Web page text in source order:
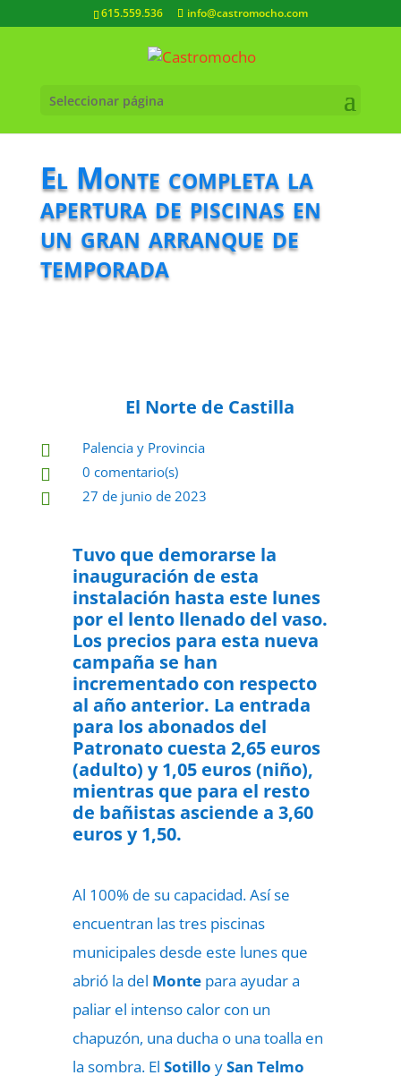
615.559.536 info@castromocho.com
Seleccionar página
El Monte completa la
apertura de piscinas en
un gran arranque de
temporada
El Norte de Castilla
 Palencia y Provincia
 0 comentario(s)
 27 de junio de 2023
Tuvo que demorarse la
inauguración de esta
instalación hasta este lunes
por el lento llenado del vaso.
Los precios para esta nueva
campaña se han
incrementado con respecto
al año anterior. La entrada
para los abonados del
Patronato cuesta 2,65 euros
(adulto) y 1,05 euros (niño),
mientras que para el resto
de bañistas asciende a 3,60
euros y 1,50.
Al 100% de su capacidad. Así se
encuentran las tres piscinas
municipales desde este lunes que
abrió la del Montepara ayudar a
paliar el intenso calor con un
chapuzón, una ducha o una toalla en
la sombra. El Sotillo ySan Telmo